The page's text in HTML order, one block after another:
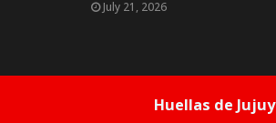
July 21, 2026
Huellas de Jujuy